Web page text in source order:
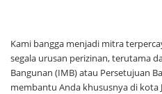
Kami bangga menjadi mitra
segala urusan perizinan, terutama
Bangunan (IMB) atau Persetujuan
membantu Anda khususnya di kota